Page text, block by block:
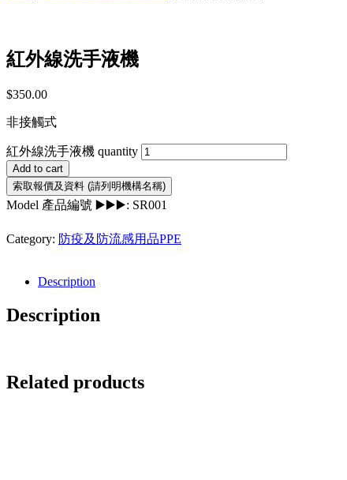
紅外線洗手液機
$350.00
非接觸式
紅外線洗手液機 quantity
Add to cart
Model 產品編號 ▶️▶️▶️: SR001
Category: 防疫及防流感用品PPE
Description
Description
Related products